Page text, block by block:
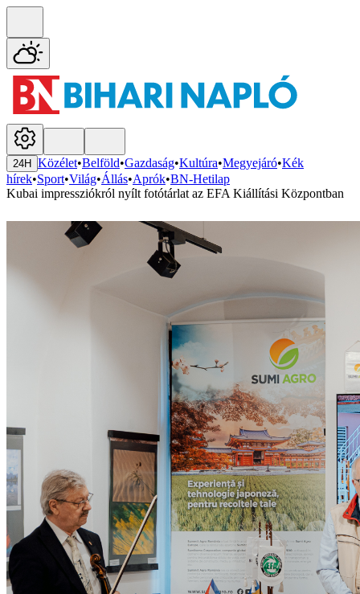
24H Közélet•Belföld•Gazdaság•Kultúra•Megyejáró•Kék
hírek•Sport•Világ•Állás•Aprók•BN-Hetilap
Kubai impressziókról nyílt fotótárlat az EFA Kiállítási Központban